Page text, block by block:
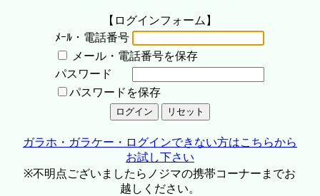
【ログインフォーム】
ﾒｰﾙ・電話番号
メール・電話番号を保存
パスワード
パスワードを保存
ガラホ・ガラケー・ログインできない方はこちらから
お試し下さい
※不明点ございましたらノジマの携帯コーナーまでお
越しください。